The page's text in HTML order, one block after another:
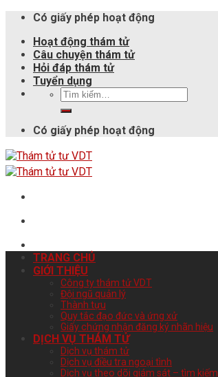
Có giấy phép hoạt động
Hoạt động thám tử
Câu chuyện thám tử
Hỏi đáp thám tử
Tuyển dụng
Có giấy phép hoạt động
TRANG CHỦ
GIỚI THIỆU
Công ty thám tử VDT
Đội ngũ quản lý
Thành tựu
Quy tắc đạo đức và ứng xử
Giấy chứng nhận đăng ký nhãn hiệu
DỊCH VỤ THÁM TỬ
Dịch vụ thám tử
Dịch vụ điều tra ngoại tình
Dịch vụ theo dõi giám sát – tìm kiếm